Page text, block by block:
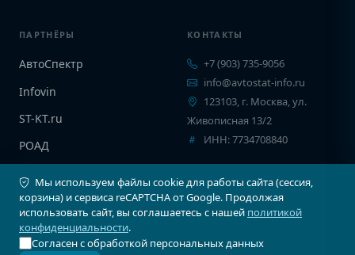
ПАРТНЁРЫ
АвтоСпектр
Infovin
ST-KT.ru
РОАД
КОНТАКТЫ
+7 (903) 735-9056
info@avtostat-info.ru
123103, г. Москва, ул.
Живописная 13/2
ИНН: 7734708840
Мы используем файлы cookie для работы сайта (сессия,
корзина) и сервиса reCAPTCHA от Google. Продолжая
использовать сайт, вы соглашаетесь с нашей политикой
конфиденциальности.
Согласен с обработкой персональных данных